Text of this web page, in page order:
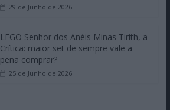
29 de Junho de 2026
LEGO Senhor dos Anéis Minas Tirith, a
Crítica: maior set de sempre vale a
pena comprar?
25 de Junho de 2026